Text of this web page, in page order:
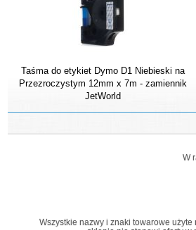
Taśma do etykiet Dymo D1 Niebieski na
Przezroczystym 12mm x 7m - zamiennik
JetWorld
W
Wszystkie nazwy i znaki towarowe